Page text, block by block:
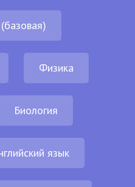
Физика
Биология
язык